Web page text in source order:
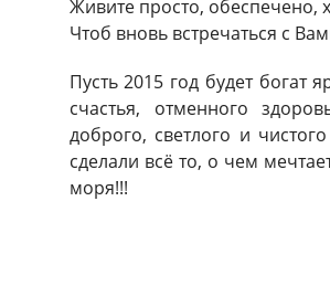
Живите просто, обеспечено,
Чтоб вновь встречаться с
Пусть 2015 год будет
счастья, отменного
доброго, светлого и
сделали всё то, о чем
моря!!!